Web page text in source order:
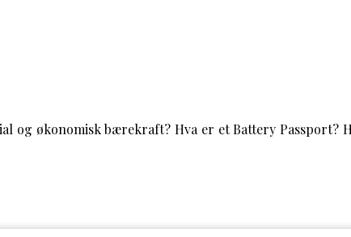
økonomisk bærekraft? Hva er et Battery Passport?